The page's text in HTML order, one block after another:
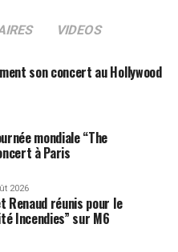
VIDEOS
son concert au Hollywood
mondiale “The
à Paris
2026
Renaud réunis pour le
Incendies” sur M6